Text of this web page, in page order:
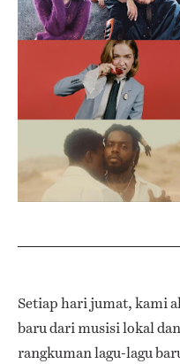
Setiap hari jumat, kami
baru dari musisi lokal
rangkuman lagu-lagu